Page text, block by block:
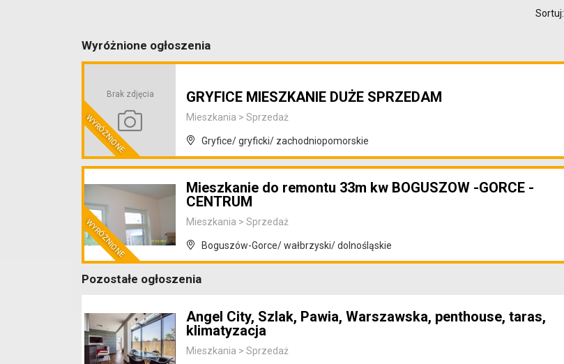
Sortuj:
Wyróżnione ogłoszenia
Brak zdjęcia GRYFICE MIESZKANIE DUŻE SPRZEDAM
Mieszkania > Sprzedaż
Gryfice/ gryficki/ zachodniopomorskie
Mieszkanie do remontu 33m kw BOGUSZOW -GORCE -
CENTRUM
Mieszkania > Sprzedaż
Boguszów-Gorce/ wałbrzyski/ dolnośląskie
Pozostałe ogłoszenia
Angel City, Szlak, Pawia, Warszawska, penthouse, taras,
klimatyzacja
Mieszkania > Sprzedaż